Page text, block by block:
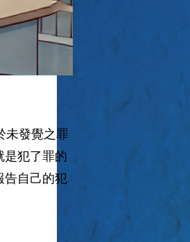
未發覺之罪
犯了罪的
告自己的犯